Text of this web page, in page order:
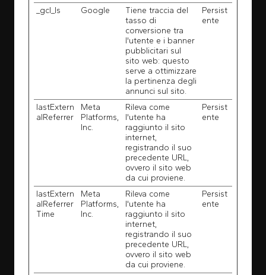
_gcl_ls Google
Tiene traccia del
tasso di
conversione tra
l'utente e i banner
pubblicitari sul
sito web: questo
serve a ottimizzare
la pertinenza degli
annunci sul sito.
Persist
ente
lastExtern
alReferrer
Meta
Platforms,
Inc.
Rileva come
l'utente ha
raggiunto il sito
internet,
registrando il suo
precedente URL,
ovvero il sito web
da cui proviene.
Persist
ente
lastExtern
alReferrer
Time
Meta
Platforms,
Inc.
Rileva come
l'utente ha
raggiunto il sito
internet,
registrando il suo
precedente URL,
ovvero il sito web
da cui proviene.
Persist
ente